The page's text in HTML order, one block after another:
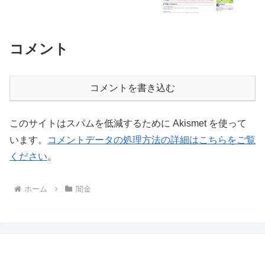
コメント
コメントを書き込む
このサイトはスパムを低減するために Akismet を使って
います。
コメントデータの処理方法の詳細はこちらをご覧
ください。
ホーム 闇金